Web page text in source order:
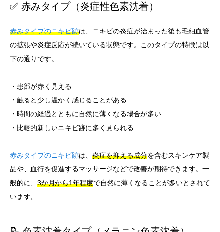
✅ 赤みタイプ（炎症性色素沈着）
赤みタイプのニキビ跡は、ニキビの炎症が治まった後も毛細血管
の拡張や炎症反応が続いている状態です。このタイプの特徴は以
下の通りです。
・患部が赤く見える
・触ると少し温かく感じることがある
・時間の経過とともに自然に薄くなる場合が多い
・比較的新しいニキビ跡に多く見られる
赤みタイプのニキビ跡は、 炎症を抑える成分を含むスキンケア製
品や、血行を促進するマッサージなどで改善が期待できます。一
般的に、 3か月から1年程度で自然に薄くなることが多いとされて
います。